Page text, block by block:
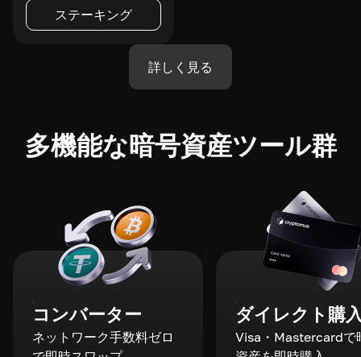
ステーキング
詳しく見る
多機能な暗号資産ツール群
コンバーター
ネットワーク手数料ゼロ
ダイレクト購
Visa・Mastercardで